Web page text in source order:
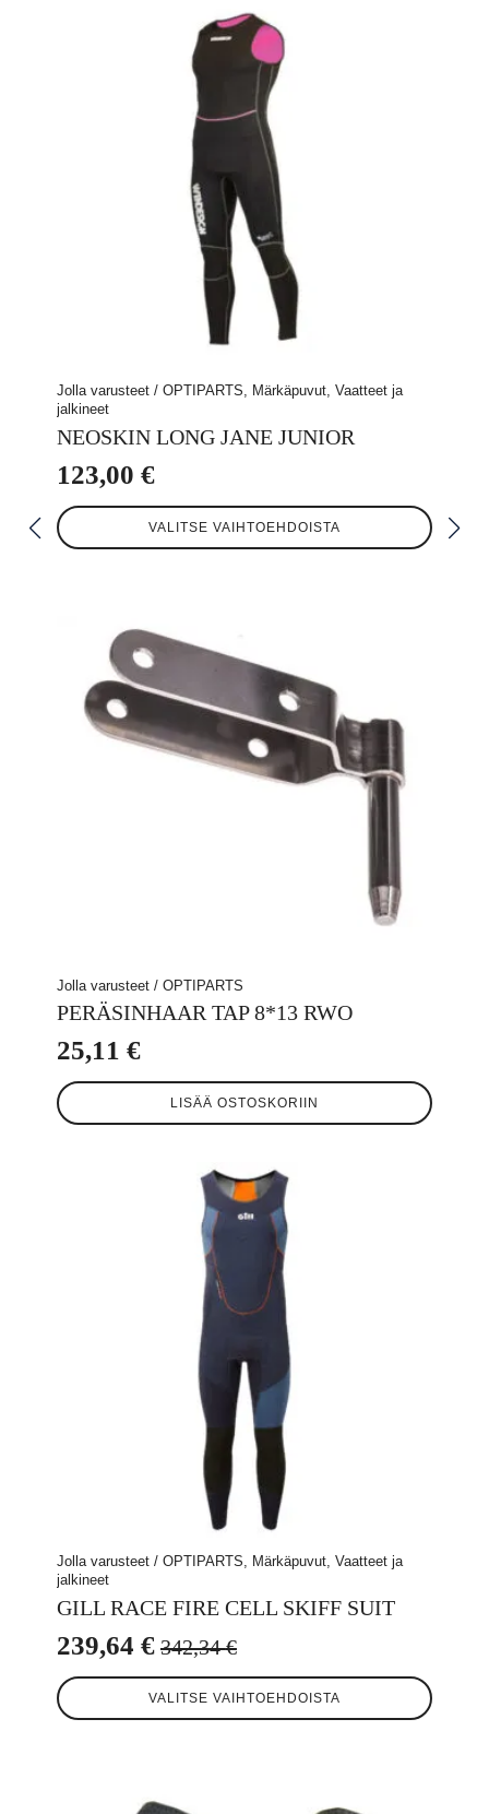
Jolla varusteet / OPTIPARTS, Märkäpuvut, Vaatteet ja
jalkineet
NEOSKIN LONG JANE JUNIOR
123,00 €
VALITSE VAIHTOEHDOISTA
Tällä
tuotteella
tuotteen
sivulla.
Jolla varusteet / OPTIPARTS
PERÄSINHAAR TAP 8*13 RWO
25,11 €
LISÄÄ OSTOSKORIIN
Jolla varusteet / OPTIPARTS, Märkäpuvut, Vaatteet ja
jalkineet
GILL RACE FIRE CELL SKIFF SUIT
342,34€
Alkuperäinen
hinta
oli:
239,64 €
Nykyinen
hinta
on:
VALITSE VAIHTOEHDOISTA
Tällä
tuotteella